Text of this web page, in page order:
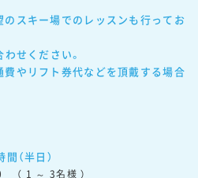
のスキー場でのレッスンも行ってお
せください。
費やリフト券代などを頂戴する場合
間（半日）
（ 1 ～ 3名様 ）